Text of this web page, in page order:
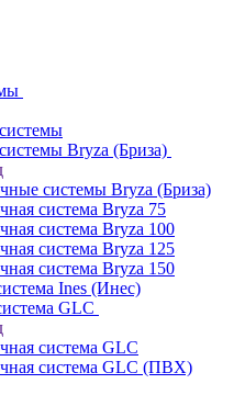
Bryza (Бриза)
системы Bryza (Бриза)
система Bryza 75
система Bryza 100
система Bryza 125
система Bryza 150
Ines (Инес)
GLC
система GLC
система GLC (ПВХ)